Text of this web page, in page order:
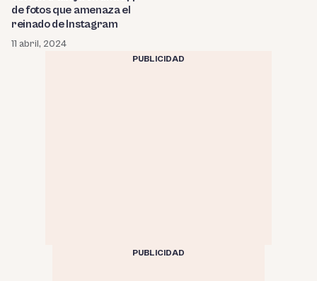
de fotos que amenaza el
reinado de Instagram
11 abril, 2024
PUBLICIDAD
PUBLICIDAD